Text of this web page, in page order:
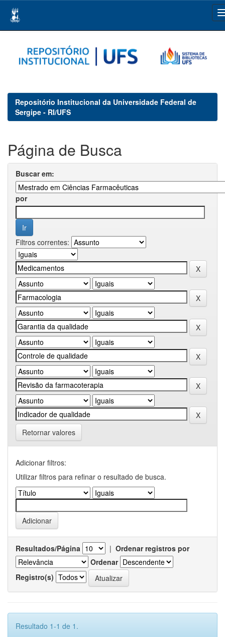
navigation
Repositório Institucional da Universidade Federal de
Sergipe - RI/UFS
Página de Busca
Buscar em:
por
Filtros correntes:
Retornar valores
Adicionar filtros:
Utilizar filtros para refinar o resultado de busca.
Resultados/Página | Ordenar registros por
Ordenar
Registro(s)
Resultado 1-1 de 1.